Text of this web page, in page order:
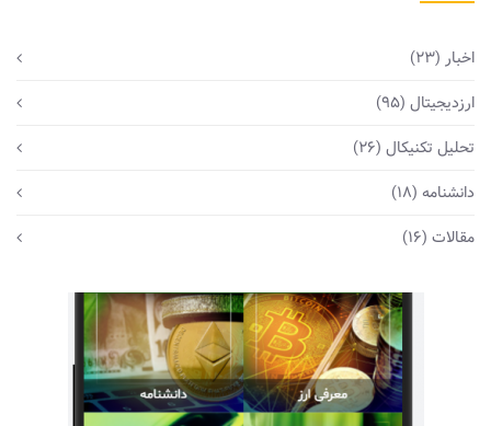
اخبار (23)
ارزدیجیتال (95)
تحلیل تکنیکال (26)
دانشنامه (18)
مقالات (16)